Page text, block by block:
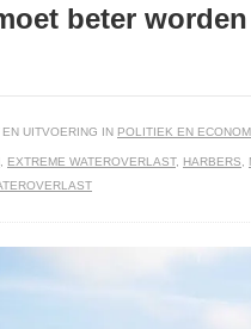
beter
UITVOERING IN POLITIEK EN
EXTREME WATEROVERLAST, HARBERS